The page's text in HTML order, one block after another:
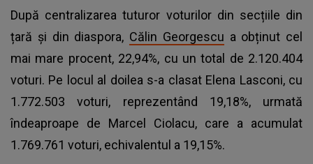
După centralizarea tuturor voturilor din secțiile din
țară și din diaspora, Călin Georgescu a obținut cel
mai mare procent, 22,94%, cu un total de 2.120.404
voturi. Pe locul al doilea s-a clasat Elena Lasconi, cu
1.772.503 voturi, reprezentând 19,18%, urmată
îndeaproape de Marcel Ciolacu, care a acumulat
1.769.761 voturi, echivalentul a 19,15%.